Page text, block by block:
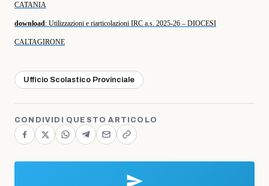
CATANIA
download: Utilizzazioni e riarticolazioni IRC a.s. 2025-26 – DIOCESI
CALTAGIRONE
Ufficio Scolastico Provinciale
CONDIVIDI QUESTO ARTICOLO